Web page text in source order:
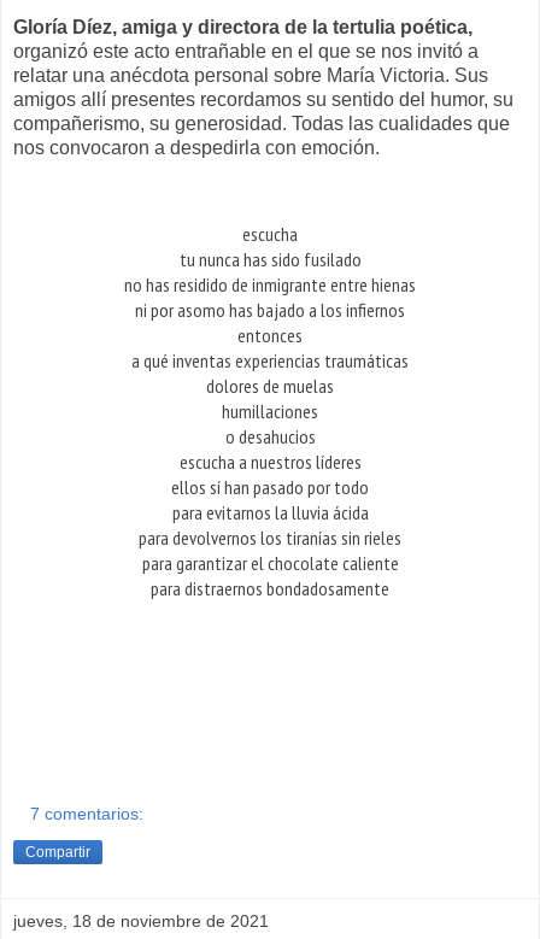
Gloría Díez, amiga y directora de la tertulia poética,
organizó este acto entrañable en el que se nos invitó a
relatar una anécdota personal sobre María Victoria. Sus
amigos allí presentes recordamos su sentido del humor, su
compañerismo, su generosidad. Todas las cualidades que
nos convocaron a despedirla con emoción.
escucha
tu nunca has sido fusilado
no has residido de inmigrante entre hienas
ni por asomo has bajado a los infiernos
entonces
a qué inventas experiencias traumáticas
dolores de muelas
humillaciones
o desahucios
escucha a nuestros líderes
ellos sí han pasado por todo
para evitarnos la lluvia ácida
para devolvernos los tiranías sin rieles
para garantizar el chocolate caliente
para distraernos bondadosamente
7 comentarios:
Compartir
jueves, 18 de noviembre de 2021